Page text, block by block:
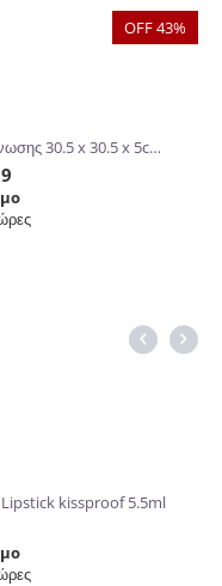
OFF 43%
A2S Protection Αφρώδη Πάνελ Ηχομόνωσης 30.5 x 30.5 x 5cm 24τμχ
kissproof 5.5ml